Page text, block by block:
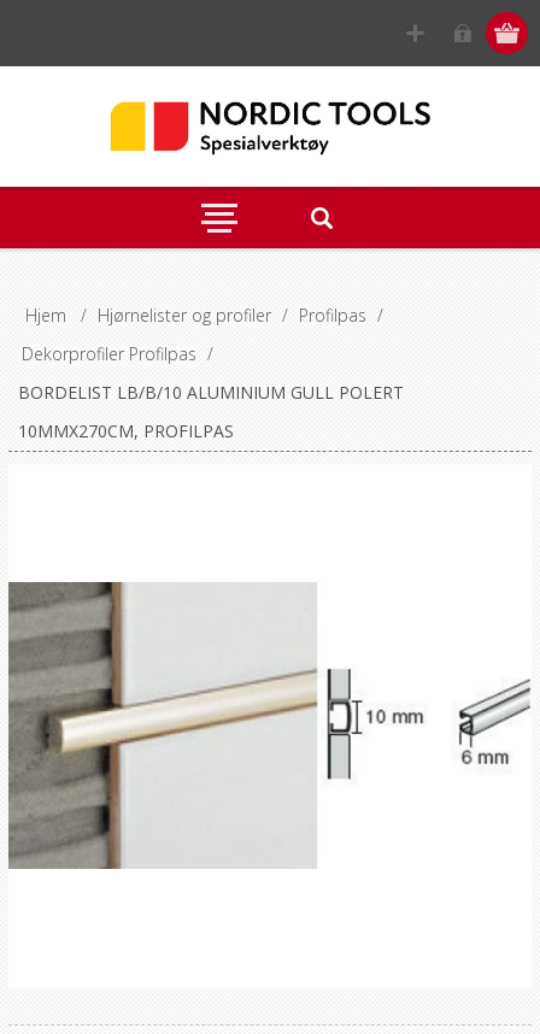
Hjem / Hjørnelister og profiler / Profilpas /
Dekorprofiler Profilpas /
BORDELIST LB/B/10 ALUMINIUM GULL POLERT
10MMX270CM, PROFILPAS